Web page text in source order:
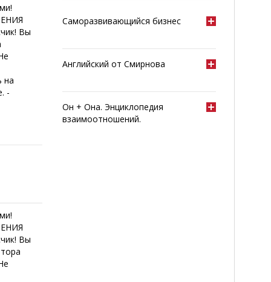
Вы
на
-
Вы
Саморазвивающийся бизнес
Английский от Смирнова
Он + Она. Энциклопедия
взаимоотношений.